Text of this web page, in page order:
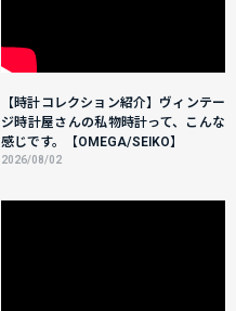
【時計コレクション紹介】ヴィンテー
ジ時計屋さんの私物時計って、こんな
感じです。【OMEGA/SEIKO】
2026/08/02